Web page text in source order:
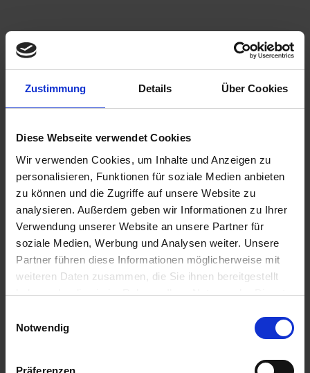
Zustimmung Details Über Cookies
Diese Webseite verwendet Cookies
Wir verwenden Cookies, um Inhalte und Anzeigen zu
personalisieren, Funktionen für soziale Medien anbieten
zu können und die Zugriffe auf unsere Website zu
analysieren. Außerdem geben wir Informationen zu Ihrer
Verwendung unserer Website an unsere Partner für
soziale Medien, Werbung und Analysen weiter. Unsere
Partner führen diese Informationen möglicherweise mit
weiteren Daten zusammen, die Sie ihnen bereitgestellt
haben oder die sie im Rahmen Ihrer Nutzung der Dienste
Notwendig
Präferenzen
Weitere Reisedetails
Programm
25.07.2026
18.07.2026 - Samstag
Enkhuizen / Niederlande
Individuelle Anreise nach Enkhuizen. Nachmittags Einschiffung.
Vielleicht haben Sie noch Zeit für einen ersten kleinen
Spaziergang durch die hübsche historische Hafenstadt mit ihrer
bezaubernden Altstadt.
Enkhuizen – Hoorn, Radtour ca. 17 - 25 km
kennenzulernen. Die reiche Geschichte der Stadt lässt sich noch